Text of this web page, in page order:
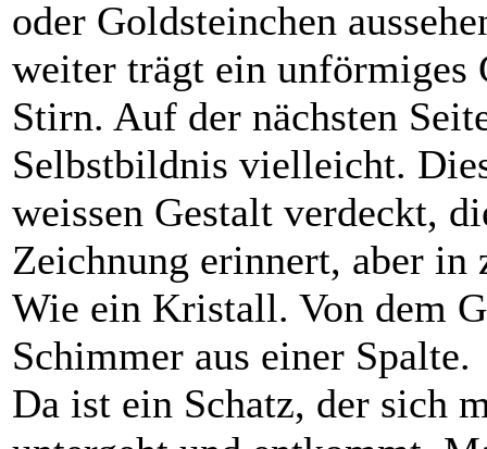
oder Goldsteinchen
weiter trägt ein unförmiges
Stirn. Auf der nächsten
Selbstbildnis vielleicht.
weissen Gestalt verdeckt,
Zeichnung erinnert, aber in
Wie ein Kristall. Von dem
Schimmer aus einer Spalte.
Da ist ein Schatz, der sich